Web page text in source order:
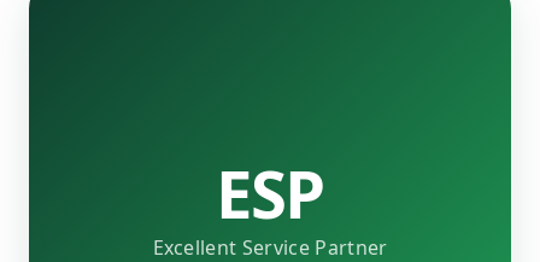
ESP
Excellent Service Partner